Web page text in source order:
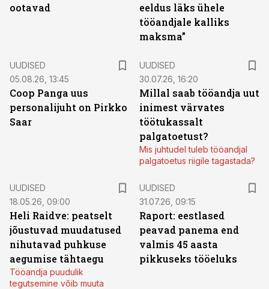
ootavad
eeldus läks ühele
tööandjale kalliks
maksma”
UUDISED
05.08.26, 13:45
Coop Panga uus
personalijuht on Pirkko
Saar
UUDISED
30.07.26, 16:20
Millal saab tööandja uut
inimest värvates
töötukassalt
palgatoetust?
Mis juhtudel tuleb tööandjal
palgatoetus riigile tagastada?
UUDISED
18.05.26, 09:00
Heli Raidve: peatselt
jõustuvad muudatused
nihutavad puhkuse
aegumise tähtaegu
Tööandja puudulik
tegutsemine võib muuta
UUDISED
31.07.26, 09:15
Raport: eestlased
peavad panema end
valmis 45 aasta
pikkuseks tööeluks